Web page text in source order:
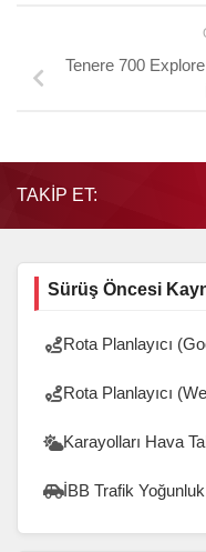
Tenere 700
TAKIP ET:
Sürüş Öncesi
Rota Planlayıcı
Rota Planlayıcı
Karayolları Hava
İBB Trafik